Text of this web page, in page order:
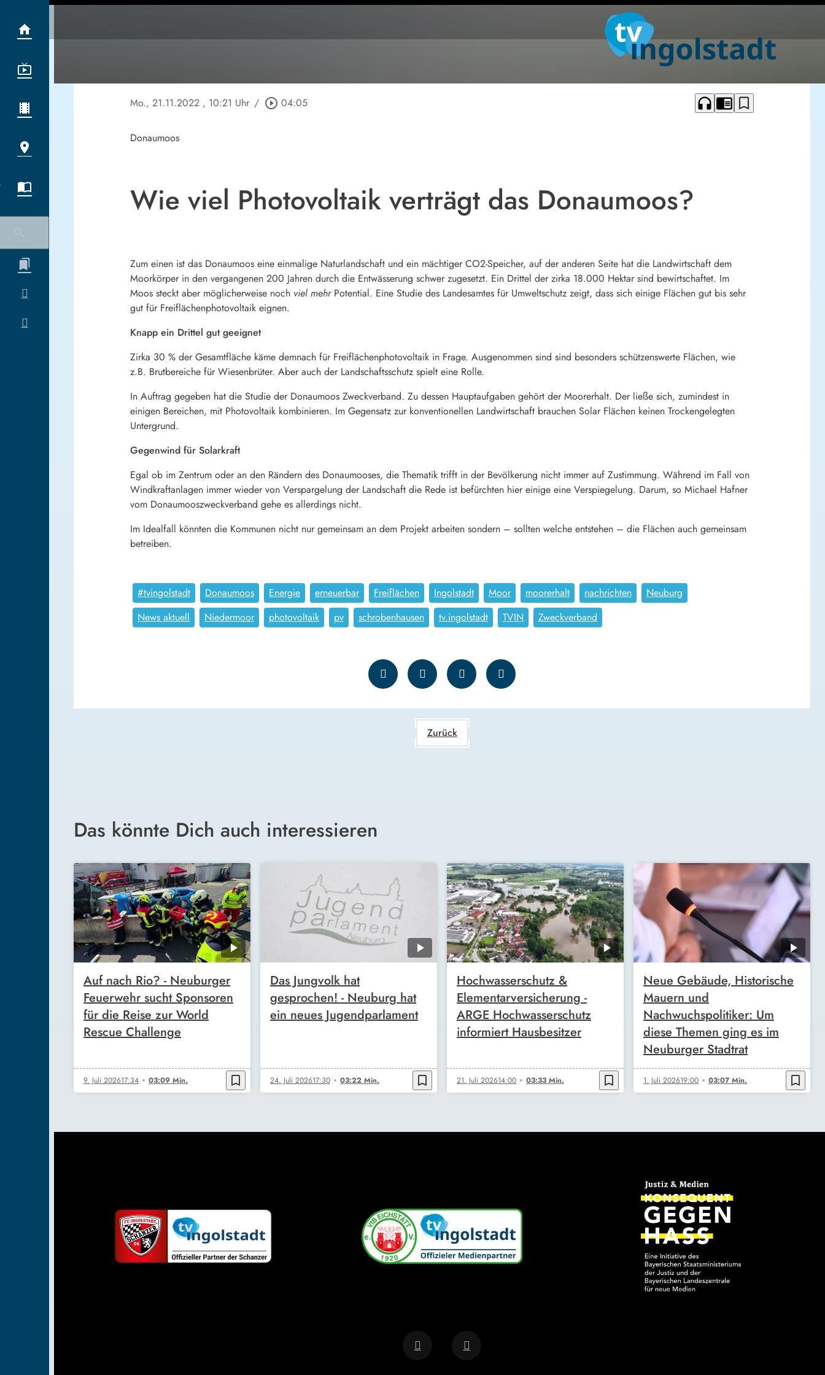
Mo., 21.11.2022 , 10:21 Uhr / play_circle_outline 04:05 headphones chrome_reader_mode bookmark_border
Donaumoos
Wie viel Photovoltaik verträgt das Donaumoos?
Zum einen ist das Donaumoos eine einmalige Naturlandschaft und ein mächtiger CO2-Speicher, auf der anderen Seite hat die Landwirtschaft dem
Moorkörper in den vergangenen 200 Jahren durch die Entwässerung schwer zugesetzt. Ein Drittel der zirka 18.000 Hektar sind bewirtschaftet. Im
Moos steckt aber möglicherweise noch viel mehrPotential. Eine Studie des Landesamtes für Umweltschutz zeigt, dass sich einige Flächen gut bis sehr
gut für Freiflächenphotovoltaik eignen.
Knapp ein Drittel gut geeignet
Zirka 30 % der Gesamtfläche käme demnach für Freiflächenphotovoltaik in Frage. Ausgenommen sind sind besonders schützenswerte Flächen, wie
z.B. Brutbereiche für Wiesenbrüter. Aber auch der Landschaftsschutz spielt eine Rolle.
In Auftrag gegeben hat die Studie der Donaumoos Zweckverband. Zu dessen Hauptaufgaben gehört der Moorerhalt. Der ließe sich, zumindest in
einigen Bereichen, mit Photovoltaik kombinieren. Im Gegensatz zur konventionellen Landwirtschaft brauchen Solar Flächen keinen Trockengelegten
Untergrund.
Gegenwind für Solarkraft
Egal ob im Zentrum oder an den Rändern des Donaumooses, die Thematik trifft in der Bevölkerung nicht immer auf Zustimmung. Während im Fall von
Windkraftanlagen immer wieder von Verspargelung der Landschaft die Rede ist befürchten hier einige eine Verspiegelung. Darum, so Michael Hafner
vom Donaumooszweckverband gehe es allerdings nicht.
Im Idealfall könnten die Kommunen nicht nur gemeinsam an dem Projekt arbeiten sondern – sollten welche entstehen – die Flächen auch gemeinsam
betreiben.
#tvingolstadt Donaumoos Energie erneuerbar Freiflächen Ingolstadt Moor moorerhalt nachrichten
Neuburg
News aktuell
Niedermoor photovoltaik pv schrobenhausen tv.ingolstadt TVIN Zweckverband
Zurück
Das könnte Dich auch interessieren
Auf nach Rio? - Neuburger
Feuerwehr sucht Sponsoren
für die Reise zur World
Rescue Challenge
9. Juli 202617:34 03:09 Min. bookmark_border
Das Jungvolk hat
gesprochen! - Neuburg hat
ein neues Jugendparlament
24. Juli 202617:30 03:22 Min. bookmark_border
Hochwasserschutz &
Elementarversicherung -
ARGE Hochwasserschutz
informiert Hausbesitzer
21. Juli 202614:00 03:33 Min. bookmark_border
Neue Gebäude, Historische
Mauern und
Nachwuchspolitiker: Um
diese Themen ging es im
Neuburger Stadtrat
1. Juli 202619:00 03:07 Min. bookmark_border